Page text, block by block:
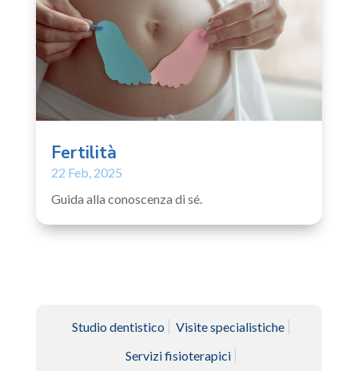
Fertilità
22 Feb, 2025
Guida alla conoscenza di sé.
Studio dentistico
Visite specialistiche
Servizi fisioterapici